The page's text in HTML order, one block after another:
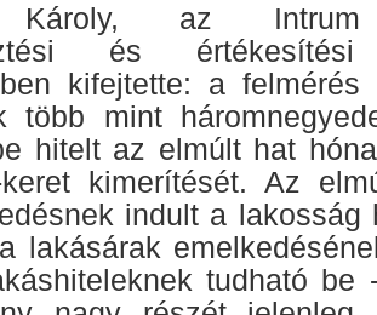
Károly, az Intrum
és
kifejtette: a
több mint
hitelt az elmúlt hat
keret kimerítését. Az
indult a lakosság
lakásárak
tudható be